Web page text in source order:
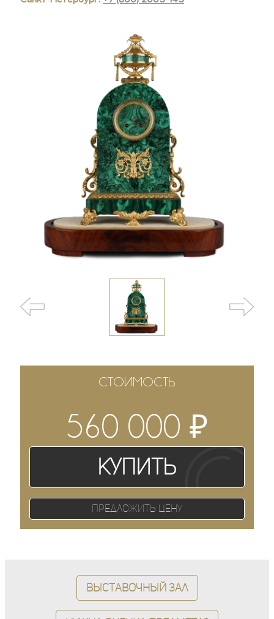
СТОИМОСТЬ
560 000 ₽
Купить
Предложить цену
Выставочный зал